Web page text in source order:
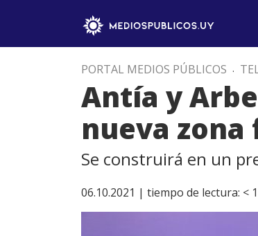
PORTAL MEDIOS PÚBLICOS .
Antía y
nueva zona
Se construirá en un
06.10.2021 | tiempo de lectura: < 1